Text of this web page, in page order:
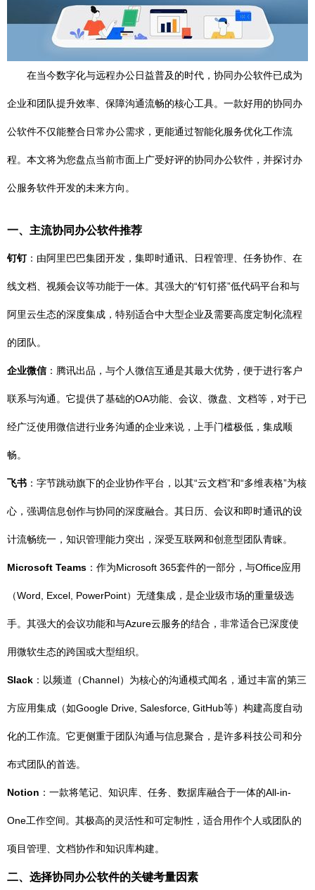
在当今数字化与远程办公日益普及的时代，协同办公软件已成为
企业和团队提升效率、保障沟通流畅的核心工具。一款好用的协同办
公软件不仅能整合日常办公需求，更能通过智能化服务优化工作流
程。本文将为您盘点当前市面上广受好评的协同办公软件，并探讨办
公服务软件开发的未来方向。
一、主流协同办公软件推荐
钉钉：由阿里巴巴集团开发，集即时通讯、日程管理、任务协作、在
线文档、视频会议等功能于一体。其强大的“钉钉搭”低代码平台和与
阿里云生态的深度集成，特别适合中大型企业及需要高度定制化流程
的团队。
企业微信：腾讯出品，与个人微信互通是其最大优势，便于进行客户
联系与沟通。它提供了基础的OA功能、会议、微盘、文档等，对于已
经广泛使用微信进行业务沟通的企业来说，上手门槛极低，集成顺
畅。
飞书 ：字节跳动旗下的企业协作平台，以其“云文档”和“多维表格”为核
心，强调信息创作与协同的深度融合。其日历、会议和即时通讯的设
计流畅统一，知识管理能力突出，深受互联网和创意型团队青睐。
Microsoft Teams ：作为Microsoft 365套件的一部分，与Office应用
（Word, Excel, PowerPoint）无缝集成，是企业级市场的重量级选
手。其强大的会议功能和与Azure云服务的结合，非常适合已深度使
用微软生态的跨国或大型组织。
Slack ：以频道（Channel）为核心的沟通模式闻名，通过丰富的第三
方应用集成（如Google Drive, Salesforce, GitHub等）构建高度自动
化的工作流。它更侧重于团队沟通与信息聚合，是许多科技公司和分
布式团队的首选。
Notion ：一款将笔记、知识库、任务、数据库融合于一体的All-in-
One工作空间。其极高的灵活性和可定制性，适合用作个人或团队的
项目管理、文档协作和知识库构建。
二、选择协同办公软件的关键考量因素